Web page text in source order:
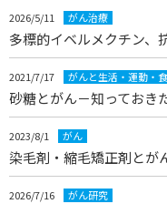
2026/5/11 がん治療
多標的イベルメクチン、
2021/7/17 がんと生活・運動・
砂糖とがん－知っておき
2023/8/1 がん
染毛剤・縮毛矯正剤とが
2026/7/16 がん研究